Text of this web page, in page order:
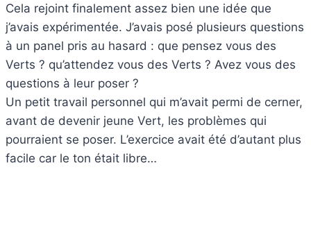
Cela rejoint finalement assez bien une idée que
j’avais expérimentée. J’avais posé plusieurs questions
à un panel pris au hasard : que pensez vous des
Verts ? qu’attendez vous des Verts ? Avez vous des
questions à leur poser ?
Un petit travail personnel qui m’avait permi de cerner,
avant de devenir jeune Vert, les problèmes qui
pourraient se poser. L’exercice avait été d’autant plus
facile car le ton était libre…